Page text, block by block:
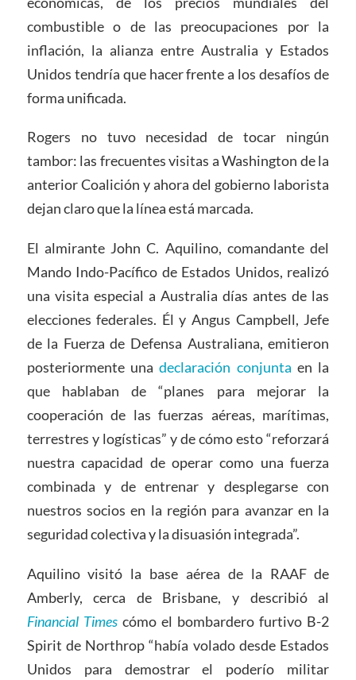
combustible o de las preocupaciones por la
inflación, la alianza entre Australia y Estados
Unidos tendría que hacer frente a los desafíos de
forma unificada.
Rogers no tuvo necesidad de tocar ningún
tambor: las frecuentes visitas a Washington de la
anterior Coalición y ahora del gobierno laborista
dejan claro que la línea está marcada.
El almirante John C. Aquilino, comandante del
Mando Indo-Pacífico de Estados Unidos, realizó
una visita especial a Australia días antes de las
elecciones federales. Él y Angus Campbell, Jefe
de la Fuerza de Defensa Australiana, emitieron
posteriormente unadeclaración conjunta en la
que hablaban de “planes para mejorar la
cooperación de las fuerzas aéreas, marítimas,
terrestres y logísticas” y de cómo esto “reforzará
nuestra capacidad de operar como una fuerza
combinada y de entrenar y desplegarse con
nuestros socios en la región para avanzar en la
seguridad colectiva y la disuasión integrada”.
Aquilino visitó la base aérea de la RAAF de
Amberly, cerca de Brisbane, y describió al
Financial Timescómo el bombardero furtivo B-2
Spirit de Northrop “había volado desde Estados
Unidos para demostrar el poderío militar